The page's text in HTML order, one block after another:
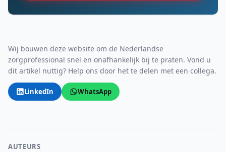
Wij bouwen deze website om de Nederlandse
zorgprofessional snel en onafhankelijk bij te praten. Vond u
dit artikel nuttig? Help ons door het te delen met een collega.
LinkedIn WhatsApp
AUTEURS